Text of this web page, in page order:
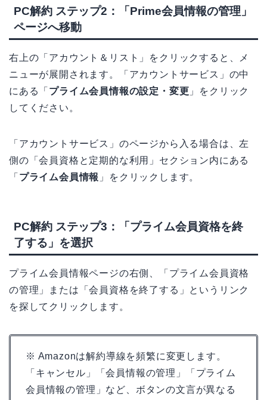
PC解約 ステップ2：「Prime会員情報の管理」
ページへ移動
右上の「アカウント＆リスト」をクリックすると、メ
ニューが展開されます。「アカウントサービス」の中
にある「 プライム会員情報の設定・変更 」をクリック
してください。
「アカウントサービス」のページから入る場合は、左
側の「会員資格と定期的な利用」セクション内にある
「 プライム会員情報 」をクリックします。
PC解約 ステップ3：「プライム会員資格を終
了する」を選択
プライム会員情報ページの右側、「プライム会員資格
の管理」または「会員資格を終了する」というリンク
を探してクリックします。
※ Amazonは解約導線を頻繁に変更します。
「キャンセル」「会員情報の管理」「プライム
会員情報の管理」など、ボタンの文言が異なる